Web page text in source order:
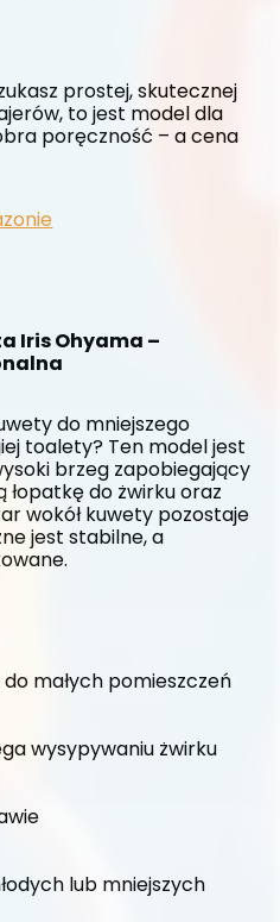
prostej, skutecznej
to jest model dla
poręczność – a cena
Iris Ohyama –
do mniejszego
toalety? Ten model jest
brzeg zapobiegający
łopatkę do żwirku oraz
wokół kuwety pozostaje
jest stabilne, a
małych pomieszczeń
wysypywaniu żwirku
lub mniejszych